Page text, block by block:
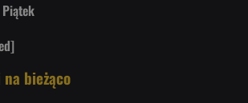
Piątek
na bieżąco